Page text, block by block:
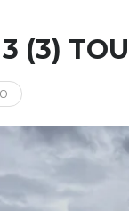
(3)